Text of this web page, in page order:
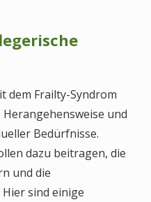
dem Frailty-Syndrom
und
Bedürfnisse.
dazu beitragen, die
und die
sind einige